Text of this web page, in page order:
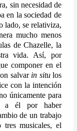
sin necesidad de
en la sociedad de
lado, se relativiza,
mucho menos
de Chazelle, la
vida. Así, por
componer en el
salvar in situ los
con la intención
únicamente para
a él por haber
de un trabajo
tres musicales, el